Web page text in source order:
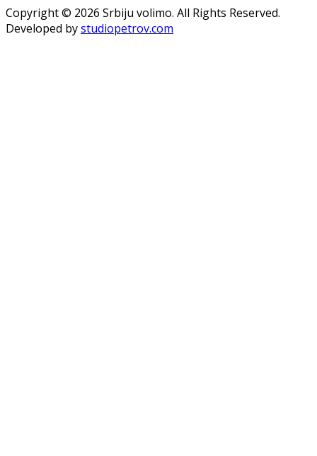
Copyright © 2026 Srbiju volimo. All Rights Reserved.
Developed bystudiopetrov.com